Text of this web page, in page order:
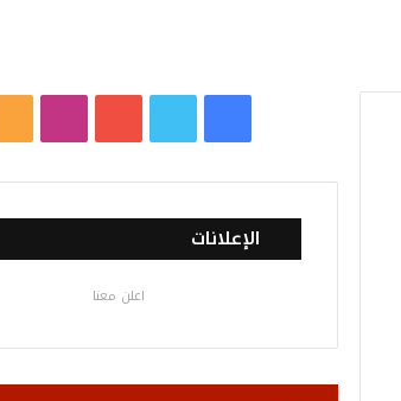
س
ب
ك
ي
ت
ت
ي
و
ب
س
ت
ر
الإعلانات
اعلن معنا